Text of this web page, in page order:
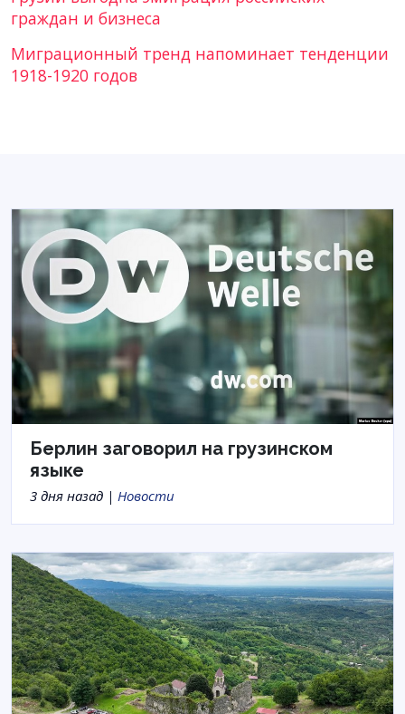
граждан и бизнеса
Миграционный тренд напоминает тенденции
1918-1920 годов
Берлин заговорил на грузинском
языке
3 дня назад | Новости